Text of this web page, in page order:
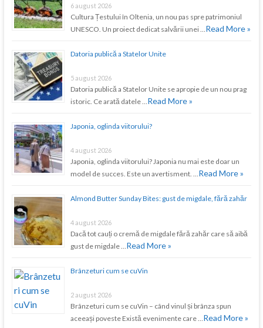
6 august 2026
Cultura Țestului în Oltenia, un nou pas spre patrimoniul
UNESCO. Un proiect dedicat salvării unei …Read More »
Datoria publică a Statelor Unite
5 august 2026
Datoria publică a Statelor Unite se apropie de un nou prag
istoric. Ce arată datele …Read More »
Japonia, oglinda viitorului?
4 august 2026
Japonia, oglinda viitorului? Japonia nu mai este doar un
model de succes. Este un avertisment. …Read More »
Almond Butter Sunday Bites: gust de migdale, fără zahăr
4 august 2026
Dacă tot cauți o cremă de migdale fără zahăr care să aibă
gust de migdale …Read More »
Brânzeturi cum se cuVin
2 august 2026
Brânzeturi cum se cuVin – când vinul și brânza spun
aceeași poveste Există evenimente care …Read More »